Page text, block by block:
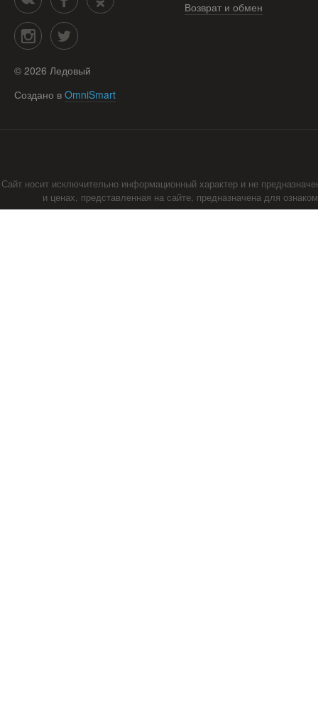
© 2026 Ледовый
Создано в OmniSmart
Возврат и обмен
Сайт носит исключительно информационный характер и не
и ценах, представленная на сайте, предназначена для